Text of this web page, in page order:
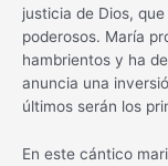
justicia de Dios,
poderosos. María
hambrientos y ha
anuncia una
últimos serán los
En este cántico